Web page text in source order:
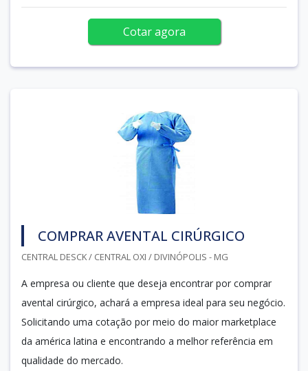
Cotar agora
COMPRAR AVENTAL CIRÚRGICO
CENTRAL DESCK / CENTRAL OXI / DIVINÓPOLIS - MG
A empresa ou cliente que deseja encontrar por comprar
avental cirúrgico, achará a empresa ideal para seu negócio.
Solicitando uma cotação por meio do maior marketplace
da américa latina e encontrando a melhor referência em
qualidade do mercado.